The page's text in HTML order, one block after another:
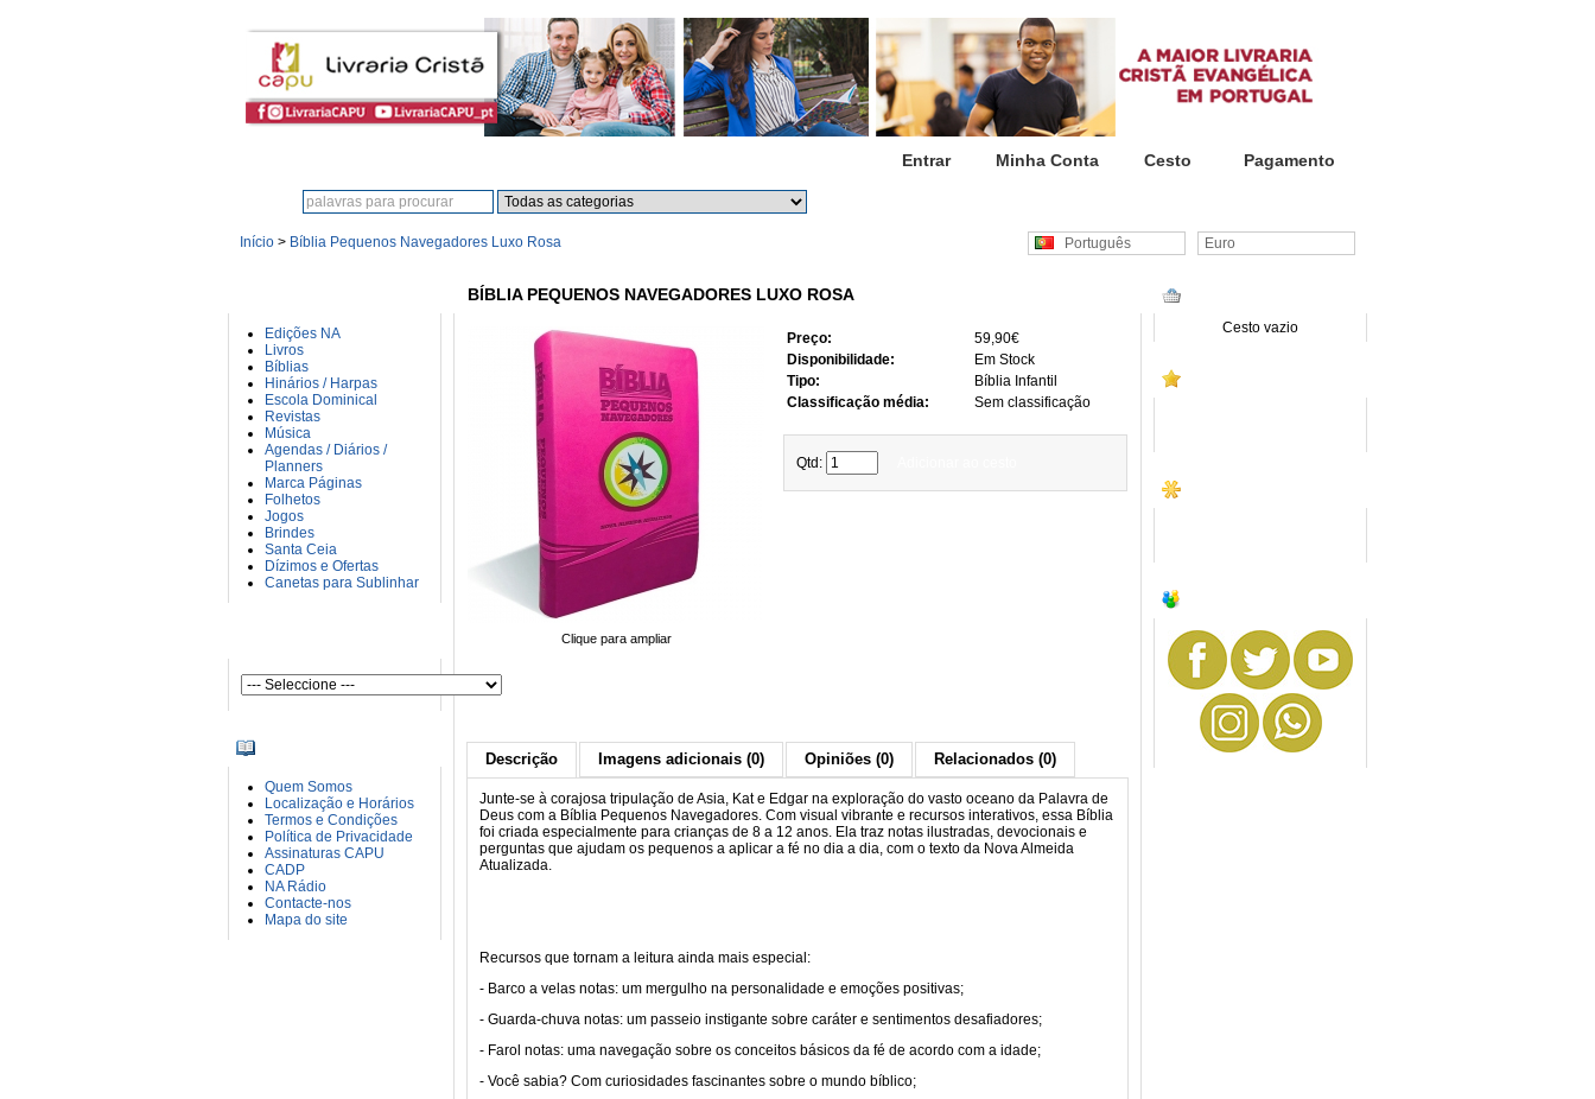
Entrar Minha Conta Cesto Pagamento
Início > Bíblia Pequenos Navegadores Luxo Rosa Euro
Português
Edições NA
Livros
Bíblias
Hinários / Harpas
Escola Dominical
Revistas
Música
Agendas / Diários /
Planners
Marca Páginas
Folhetos
Jogos
Brindes
Santa Ceia
Dízimos e Ofertas
Canetas para Sublinhar
Quem Somos
Localização e Horários
Termos e Condições
Política de Privacidade
Assinaturas CAPU
CADP
NA Rádio
Contacte-nos
Mapa do site
Cesto vazio
BÍBLIA PEQUENOS NAVEGADORES LUXO ROSA
Clique para ampliar
Preço:
59,90€
Disponibilidade:
Em Stock
Tipo:
Bíblia Infantil
Classificação média:
Sem classificação
Qtd:
Descrição Imagens adicionais (0) Opiniões (0) Relacionados (0)
Junte-se à corajosa tripulação de Asia, Kat e Edgar na exploração do vasto oceano da Palavra de
Deus com a Bíblia Pequenos Navegadores. Com visual vibrante e recursos interativos, essa Bíblia
foi criada especialmente para crianças de 8 a 12 anos. Ela traz notas ilustradas, devocionais e
perguntas que ajudam os pequenos a aplicar a fé no dia a dia, com o texto da Nova Almeida
Atualizada.
Recursos que tornam a leitura ainda mais especial:
- Barco a velas notas: um mergulho na personalidade e emoções positivas;
- Guarda-chuva notas: um passeio instigante sobre caráter e sentimentos desafiadores;
- Farol notas: uma navegação sobre os conceitos básicos da fé de acordo com a idade;
- Você sabia? Com curiosidades fascinantes sobre o mundo bíblico;